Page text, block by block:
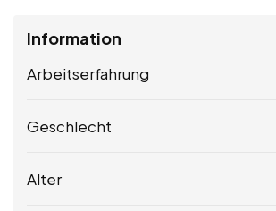
Information
Arbeitserfahrung
Geschlecht
Alter